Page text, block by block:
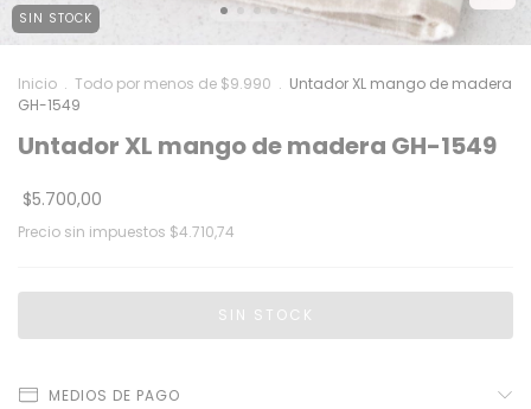
SIN STOCK
Inicio . Todo por menos de $9.990 . Untador XL mango de madera
GH-1549
Untador XL mango de madera GH-1549
$5.700,00
Precio sin impuestos $4.710,74
MEDIOS DE PAGO